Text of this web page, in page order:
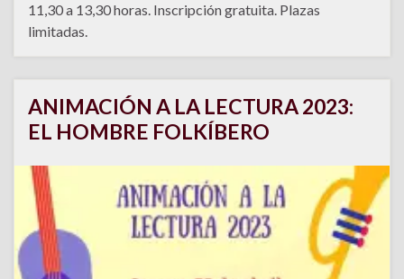
11,30 a 13,30 horas. Inscripción gratuita. Plazas
limitadas.
ANIMACIÓN A LA LECTURA 2023:
EL HOMBRE FOLKÍBERO